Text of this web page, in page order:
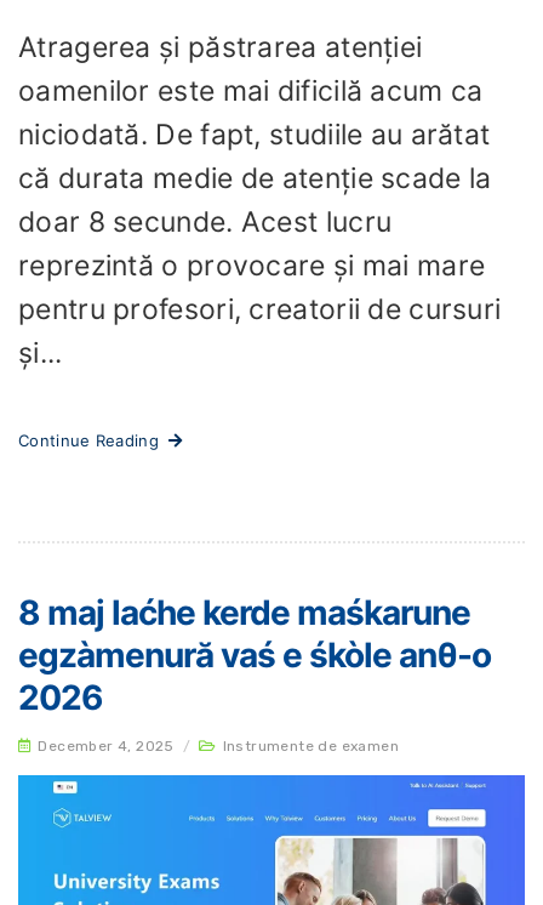
Atragerea și păstrarea atenției
oamenilor este mai dificilă acum ca
niciodată. De fapt, studiile au arătat
că durata medie de atenție scade la
doar 8 secunde. Acest lucru
reprezintă o provocare și mai mare
pentru profesori, creatorii de cursuri
și...
Continue Reading
8 maj laćhe kerde maśkarune
egzàmenură vaś e śkòle anθ-o
2026
December 4, 2025 / Instrumente de examen